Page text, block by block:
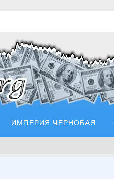
ИМПЕРИЯ ЧЕРНОБАЯ